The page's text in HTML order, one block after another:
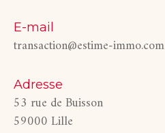
E-mail
transaction@estime-immo.com
Adresse
53 rue de Buisson
59000 Lille